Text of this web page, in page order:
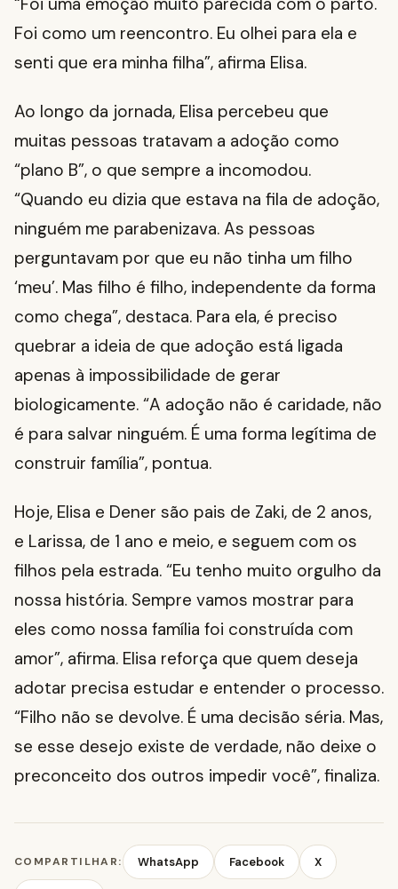
Foi como um reencontro. Eu olhei para ela e
senti que era minha filha”, afirma Elisa.
Ao longo da jornada, Elisa percebeu que
muitas pessoas tratavam a adoção como
“plano B”, o que sempre a incomodou.
“Quando eu dizia que estava na fila de adoção,
ninguém me parabenizava. As pessoas
perguntavam por que eu não tinha um filho
‘meu’. Mas filho é filho, independente da forma
como chega”, destaca. Para ela, é preciso
quebrar a ideia de que adoção está ligada
apenas à impossibilidade de gerar
biologicamente. “A adoção não é caridade, não
é para salvar ninguém. É uma forma legítima de
construir família”, pontua.
Hoje, Elisa e Dener são pais de Zaki, de 2 anos,
e Larissa, de 1 ano e meio, e seguem com os
filhos pela estrada. “Eu tenho muito orgulho da
nossa história. Sempre vamos mostrar para
eles como nossa família foi construída com
amor”, afirma. Elisa reforça que quem deseja
adotar precisa estudar e entender o processo.
“Filho não se devolve. É uma decisão séria. Mas,
se esse desejo existe de verdade, não deixe o
preconceito dos outros impedir você”, finaliza.
COMPARTILHAR: WhatsApp Facebook X